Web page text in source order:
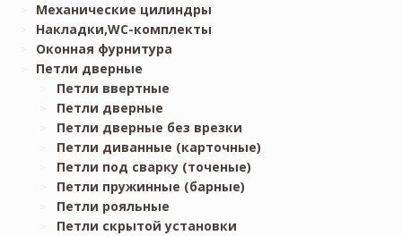
Механические цилиндры
Накладки,WC-комплекты
Оконная фурнитура
Петли дверные
Петли ввертные
Петли дверные
Петли дверные без врезки
Петли диванные (карточные)
Петли под сварку (точеные)
Петли пружинные (барные)
Петли рояльные
Петли скрытой установки